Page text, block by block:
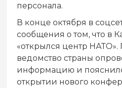
персонала.
В конце октября в
сообщения о том, что в
«открылся центр
ведомство страны
информацию и
открытии нового